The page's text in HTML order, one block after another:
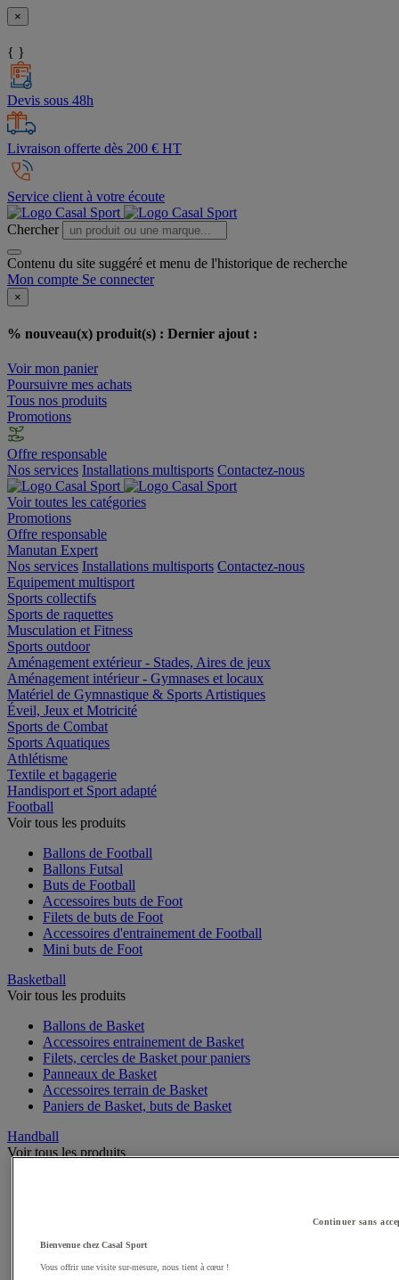
×
{ }
Devis sous 48h
Livraison offerte dès 200 € HT
Service client à votre écoute
Chercher
Contenu du site suggéré et menu de l'historique de recherche
Mon compte Se connecter
×
% nouveau(x) produit(s) : Dernier ajout :
Voir mon panier
Poursuivre mes achats
Tous nos produits
Promotions
Offre responsable
Nos services Installations multisports Contactez-nous
Voir toutes les catégories
Promotions
Offre responsable
Manutan Expert
Nos services Installations multisports Contactez-nous
Equipement multisport
Sports collectifs
Sports de raquettes
Musculation et Fitness
Sports outdoor
Aménagement extérieur - Stades, Aires de jeux
Aménagement intérieur - Gymnases et locaux
Matériel de Gymnastique & Sports Artistiques
Éveil, Jeux et Motricité
Sports de Combat
Sports Aquatiques
Athlétisme
Textile et bagagerie
Handisport et Sport adapté
Football
Voir tous les produits
Ballons de Football
Ballons Futsal
Buts de Football
Accessoires buts de Foot
Filets de buts de Foot
Accessoires d'entrainement de Football
Mini buts de Foot
Basketball
Voir tous les produits
Ballons de Basket
Accessoires entrainement de Basket
Filets, cercles de Basket pour paniers
Panneaux de Basket
Accessoires terrain de Basket
Paniers de Basket, buts de Basket
Handball
Voir tous les produits
Accessoires buts de Hand
Sandball
Continuer sans
Bienvenue chez Casal Sport
Vous offrir une visite sur-mesure, nous tient à cœur !